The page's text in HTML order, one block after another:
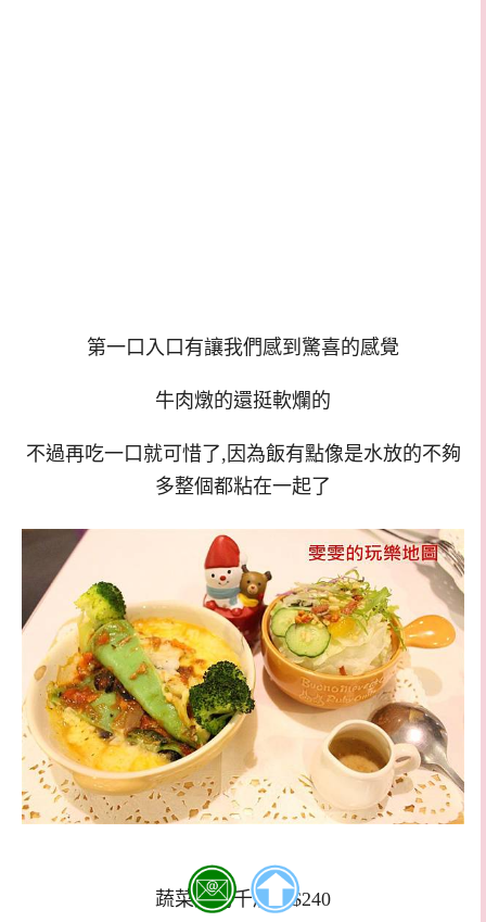
第一口入口有讓我們感到驚喜的感覺
牛肉燉的還挺軟爛的
不過再吃一口就可惜了,因為飯有點像是水放的不夠
多整個都粘在一起了
蔬菜焗烤千層麵$240